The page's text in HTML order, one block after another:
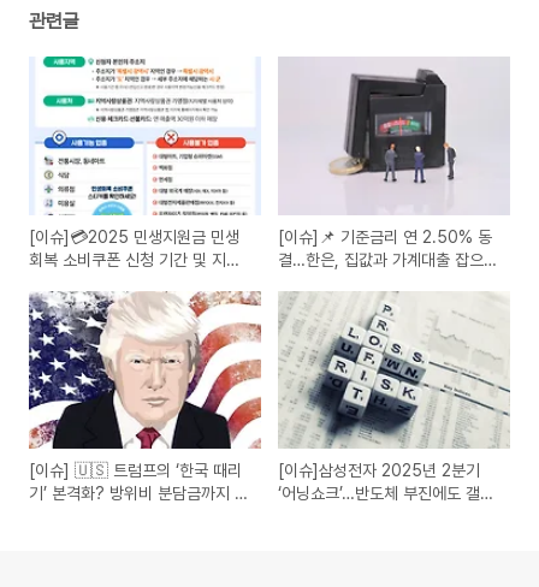
관련글
[이슈]💳2025 민생지원금 민생
회복 소비쿠폰 신청 기간 및 지원
[이슈]📌 기준금리 연 2.50% 동
결…한은, 집값과 가계대출 잡으려
[이슈] 🇺🇸 트럼프의 ‘한국 때리
기’ 본격화? 방위비 분담금까지 도
[이슈]삼성전자 2025년 2분기
‘어닝쇼크’…반도체 부진에도 갤럭